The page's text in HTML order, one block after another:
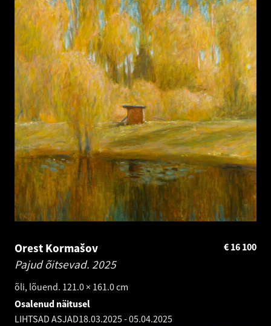
Orest Kormašov
Pajud õitsevad. 2025
õli, lõuend. 121.0 × 161.0 cm
16 100
€
Osalenud näitusel
LIHTSAD ASJAD18.03.2025-05.04.2025